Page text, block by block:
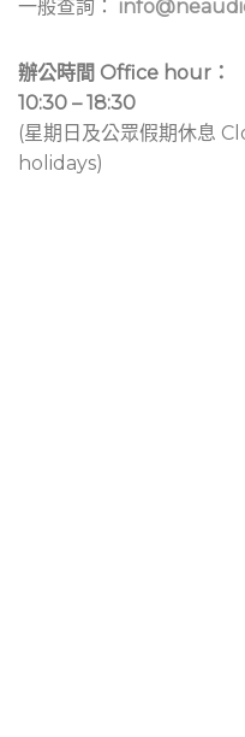
一般查詢：
辦公時間 Office hour：
10:30 – 18:30
(星期日及公眾假期休息
holidays)